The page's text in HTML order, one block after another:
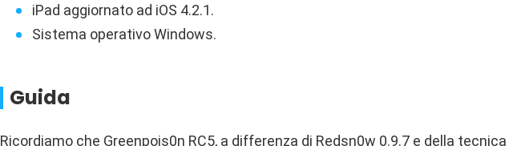
iPad aggiornato ad iOS 4.2.1.
Sistema operativo Windows.
Guida
Ricordiamo che Greenpois0n RC5, a differenza di Redsn0w 0.9.7 e della